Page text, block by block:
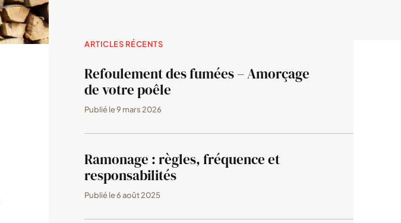
ARTICLES RÉCENTS
Refoulement des fumées – Amorçage
de votre poêle
Publié le9 mars 2026
Ramonage : règles, fréquence et
responsabilités
Publié le6 août 2025